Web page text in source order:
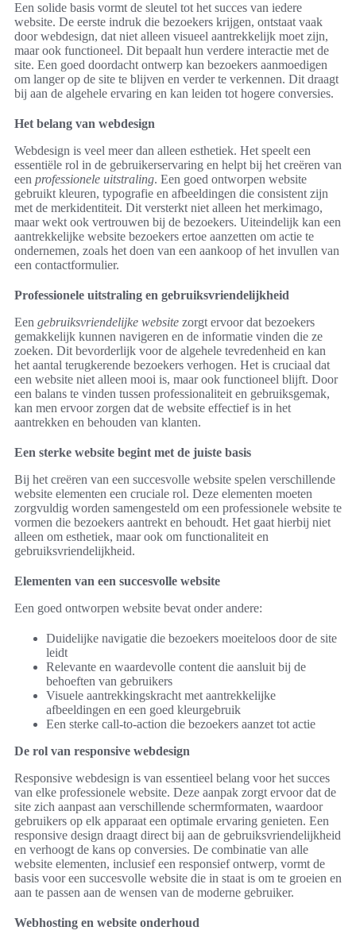
Een solide basis vormt de sleutel tot het succes van iedere
website. De eerste indruk die bezoekers krijgen, ontstaat vaak
door webdesign, dat niet alleen visueel aantrekkelijk moet zijn,
maar ook functioneel. Dit bepaalt hun verdere interactie met de
site. Een goed doordacht ontwerp kan bezoekers aanmoedigen
om langer op de site te blijven en verder te verkennen. Dit draagt
bij aan de algehele ervaring en kan leiden tot hogere conversies.
Het belang van webdesign
Webdesign is veel meer dan alleen esthetiek. Het speelt een
essentiële rol in de gebruikerservaring en helpt bij het creëren van
een professionele uitstraling. Een goed ontworpen website
gebruikt kleuren, typografie en afbeeldingen die consistent zijn
met de merkidentiteit. Dit versterkt niet alleen het merkimago,
maar wekt ook vertrouwen bij de bezoekers. Uiteindelijk kan een
aantrekkelijke website bezoekers ertoe aanzetten om actie te
ondernemen, zoals het doen van een aankoop of het invullen van
een contactformulier.
Professionele uitstraling en gebruiksvriendelijkheid
Een gebruiksvriendelijke website zorgt ervoor dat bezoekers
gemakkelijk kunnen navigeren en de informatie vinden die ze
zoeken. Dit bevorderlijk voor de algehele tevredenheid en kan
het aantal terugkerende bezoekers verhogen. Het is cruciaal dat
een website niet alleen mooi is, maar ook functioneel blijft. Door
een balans te vinden tussen professionaliteit en gebruiksgemak,
kan men ervoor zorgen dat de website effectief is in het
aantrekken en behouden van klanten.
Een sterke website begint met de juiste basis
Bij het creëren van een succesvolle website spelen verschillende
website elementen een cruciale rol. Deze elementen moeten
zorgvuldig worden samengesteld om een professionele website te
vormen die bezoekers aantrekt en behoudt. Het gaat hierbij niet
alleen om esthetiek, maar ook om functionaliteit en
gebruiksvriendelijkheid.
Elementen van een succesvolle website
Een goed ontworpen website bevat onder andere:
Duidelijke navigatie die bezoekers moeiteloos door de site
leidt
Relevante en waardevolle content die aansluit bij de
behoeften van gebruikers
Visuele aantrekkingskracht met aantrekkelijke
afbeeldingen en een goed kleurgebruik
Een sterke call-to-action die bezoekers aanzet tot actie
De rol van responsive webdesign
Responsive webdesign is van essentieel belang voor het succes
van elke professionele website. Deze aanpak zorgt ervoor dat de
site zich aanpast aan verschillende schermformaten, waardoor
gebruikers op elk apparaat een optimale ervaring genieten. Een
responsive design draagt direct bij aan de gebruiksvriendelijkheid
en verhoogt de kans op conversies. De combinatie van alle
website elementen, inclusief een responsief ontwerp, vormt de
basis voor een succesvolle website die in staat is om te groeien en
aan te passen aan de wensen van de moderne gebruiker.
Webhosting en website onderhoud